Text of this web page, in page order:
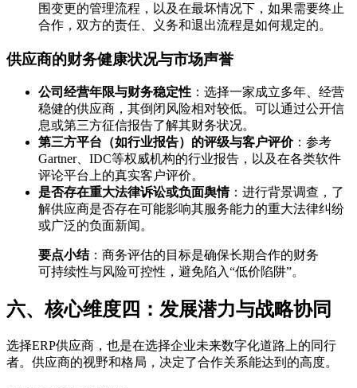
围变更的管理流程，以及在最坏情况下，如果需要终止
合作，双方的责任、义务和退出流程是如何规定的。
供应商的财务健康状况与市场声誉
公司经营年限与财务稳定性 ：选择一家成立多年、经营
稳健的供应商，其倒闭风险相对较低。可以通过公开信
息或第三方征信报告了解其财务状况。
第三方平台（如行业报告）的评级与客户评价：参考
Gartner、IDC等权威机构的行业报告，以及在各类软件
评论平台上的真实客户评价。
是否存在重大法律诉讼或负面舆情：进行背景调查，了
解供应商是否存在可能影响其服务能力的重大法律纠纷
或广泛的负面新闻。
要点小结：商务评估的目标是确保长期合作的财务
可持续性与风险可控性，避免陷入“低价陷阱”。
六、核心维度四：发展潜力与战略协同
选择ERP供应商，也是在选择企业未来数字化道路上的同行
者。供应商的视野和格局，决定了合作关系能达到的高度。